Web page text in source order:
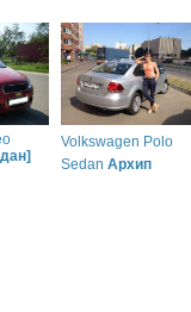
Volkswagen Polo
Sedan Архип